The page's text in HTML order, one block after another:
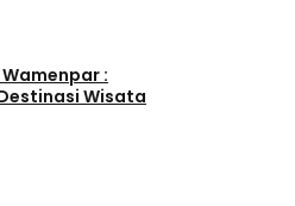
Wamenpar :
Wisata